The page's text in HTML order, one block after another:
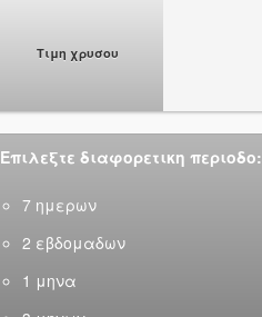
Τιμη χρυσου
Επιλεξτε διαφορετικη περιοδο:
7 ημερων
2 εβδομαδων
1 μηνα